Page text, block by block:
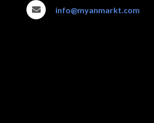
info@myanmarkt.com